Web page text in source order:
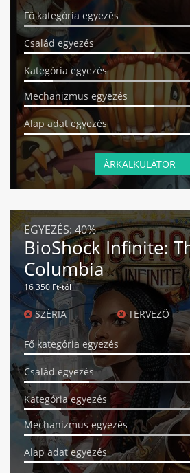
Fő kategória egyezés
Család egyezés
Kategória egyezés
Mechanizmus egyezés
Alap adat egyezés
ÁRKALKULÁTOR
EGYEZÉS:40%
BioShock Infinite:
Columbia
16 350 Ft-tól
SZÉRIA TERVEZŐ
Fő kategória egyezés
Család egyezés
Kategória egyezés
Mechanizmus egyezés
Alap adat egyezés